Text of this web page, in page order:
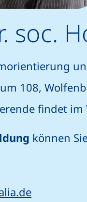
soc.
108,
findet
können
(öffnet Ihr